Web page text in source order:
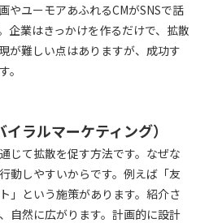
やユーモアあふれるCMがSNSで話
企業はきっかけを作るだけで、拡散
が難しい点はありますが、成功す
。
ラルマーケティング）
じて拡散を促す方法です。なぜな
動しやすいからです。例えば「友
」という施策があります。紹介さ
自然に広がります。計画的に設計